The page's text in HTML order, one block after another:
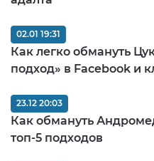
Как легко обмануть
подход» в Facebook и
02.01 19:31
Как обмануть
топ-5 подходов
23.12 20:03